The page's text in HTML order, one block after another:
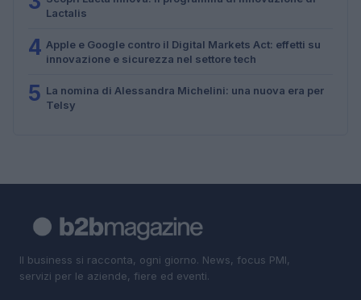
Lactalis
4 Apple e Google contro il Digital Markets Act: effetti su
innovazione e sicurezza nel settore tech
5 La nomina di Alessandra Michelini: una nuova era per
Telsy
Il business si racconta, ogni giorno. News, focus PMI,
servizi per le aziende, fiere ed eventi.